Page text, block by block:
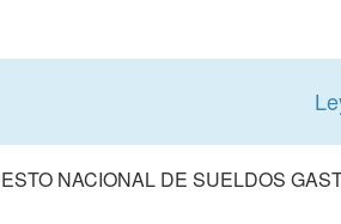
NACIONAL DE SUELDOS